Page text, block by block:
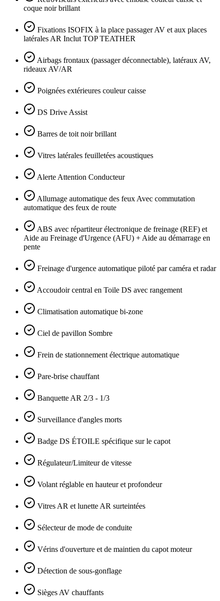
coque noir brillant
Fixations ISOFIX à la place passager AV et aux places
latérales AR Inclut TOP TEATHER
Airbags frontaux (passager déconnectable), latéraux AV,
rideaux AV/AR
Poignées extérieures couleur caisse
DS Drive Assist
Barres de toit noir brillant
Vitres latérales feuilletées acoustiques
Alerte Attention Conducteur
Allumage automatique des feux Avec commutation
automatique des feux de route
ABS avec répartiteur électronique de freinage (REF) et
Aide au Freinage d'Urgence (AFU) + Aide au démarrage en
pente
Freinage d'urgence automatique piloté par caméra et radar
Accoudoir central en Toile DS avec rangement
Climatisation automatique bi-zone
Ciel de pavillon Sombre
Frein de stationnement électrique automatique
Pare-brise chauffant
Banquette AR 2/3 - 1/3
Surveillance d'angles morts
Badge DS ÉTOILE spécifique sur le capot
Régulateur/Limiteur de vitesse
Volant réglable en hauteur et profondeur
Vitres AR et lunette AR surteintées
Sélecteur de mode de conduite
Vérins d'ouverture et de maintien du capot moteur
Détection de sous-gonflage
Sièges AV chauffants